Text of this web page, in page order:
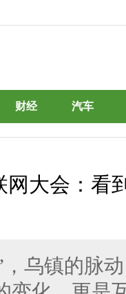
财经 汽车
大会：看
，乌镇的脉